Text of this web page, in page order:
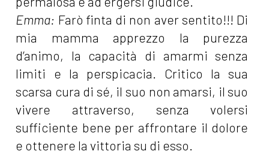
Emma: Farò finta di non aver sentito!!! Di
mia mamma apprezzo la purezza
d’animo, la capacità di amarmi senza
limiti e la perspicacia. Critico la sua
scarsa cura di sé, il suo non amarsi, il suo
vivere attraverso, senza volersi
sufficiente bene per affrontare il dolore
e ottenere la vittoria su di esso.